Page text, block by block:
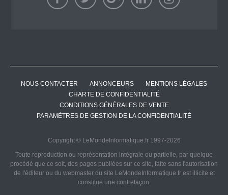
NOUS CONTACTER ANNONCEURS
MENTIONS LÉGALES
CHARTE DE CONFIDENTIALITÉ
CONDITIONS GÉNÉRALES DE VENTE
PARAMÈTRES DE GESTION DE LA CONFIDENTIALITÉ
Copyright © LeMondeInformatique.fr 1997-2026
Toute reproduction ou représentation intégrale ou partielle, par quelque
procédé que ce soit, des pages publiées sur ce site, faite sans l'autorisation
de l'éditeur ou du webmaster du site LeMondeInformatique.fr est illicite et
constitue une contrefaçon.